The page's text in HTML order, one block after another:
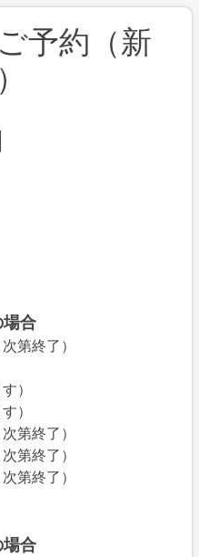
予約（新
合
第終了）
）
）
第終了）
第終了）
第終了）
合